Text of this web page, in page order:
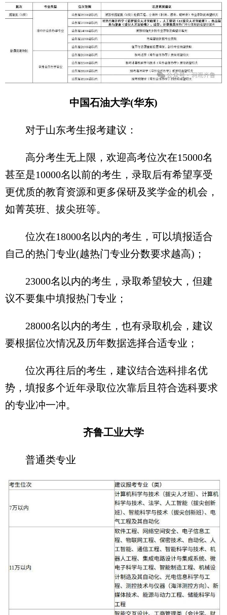
中国石油大学(华东)
对于山东考生报考建议：
高分考生无上限，欢迎高考位次在15000名
甚至是10000名以前的考生，录取后有希望享受
更优质的教育资源和更多保研及奖学金的机会，
如菁英班、拔尖班等。
位次在18000名以内的考生，可以填报适合
自己的热门专业(越热门专业分数要求越高)；
23000名以内的考生，录取希望较大，但建
议不要集中填报热门专业；
28000名以内的考生，也有录取机会，建议
要根据位次情况及历年数据选择合适专业；
位次再往后的考生，建议结合选科排名优
势，填报多个近年录取位次靠后且符合选科要求
的专业冲一冲。
齐鲁工业大学
普通类专业